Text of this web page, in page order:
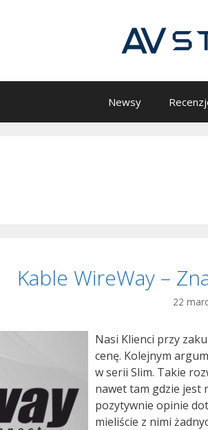
Newsy
Kable WireWay –
22
Nasi Klienci przy
cenę. Kolejnym
w serii Slim. Takie
nawet tam gdzie jest
pozytywnie opinie
mieliście z nimi